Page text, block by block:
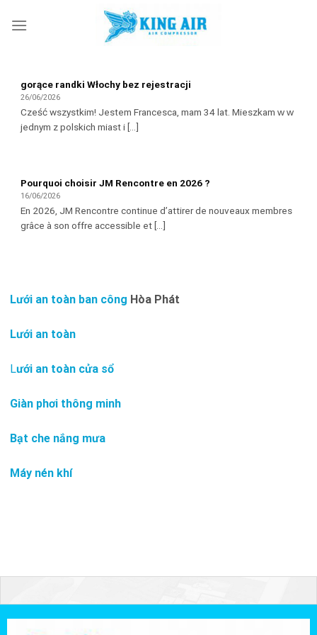
gorące randki Włochy bez rejestracji
26/06/2026
Cześć wszystkim! Jestem Francesca, mam 34 lat. Mieszkam ᴡ ᴡ
jednym z polskich miast i [...]
Pourquoi choisir JM Rencontre en 2026 ?
16/06/2026
En 2026, JM Rencontre continue d’attirer de nouveaux membres
grâce à son offre accessible et [...]
Lưới an toàn ban công Hòa Phát
Lưới an toàn
Lưới an toàn cửa sổ
Giàn phơi thông minh
Bạt che nắng mưa
Máy nén khí